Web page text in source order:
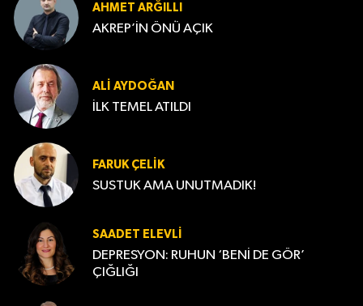
AHMET ARĞILLI
AKREP’İN ÖNÜ AÇIK
ALI AYDOĞAN
İLK TEMEL ATILDI
FARUK ÇELIK
SUSTUK AMA UNUTMADIK!
SAADET ELEVLI
DEPRESYON: RUHUN ‘BENİ DE GÖR’
ÇIĞLIĞI